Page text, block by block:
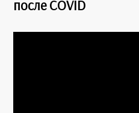
после COVID